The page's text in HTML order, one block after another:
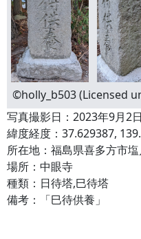
©holly_b503 (Licensed
写真撮影日：2023年9月2日
緯度経度：37.629387,
所在地：福島県喜多方市塩
場所：中眼寺
種類：日待塔,巳待塔
備考：「巳待供養」